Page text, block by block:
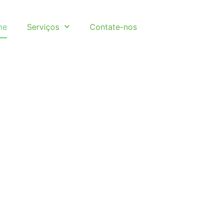
Serviços Contate-nos